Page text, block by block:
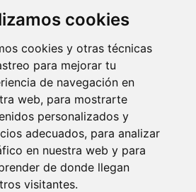
cookies
cookies y otras técnicas
para mejorar tu
de navegación en
web, para mostrarte
personalizados y
adecuados, para analizar
en nuestra web y para
de donde llegan
visitantes.
Foro
DE PAGO ACEPTADOS